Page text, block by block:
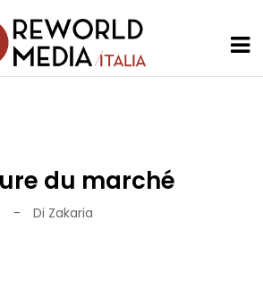
du marché
- Di Zakaria